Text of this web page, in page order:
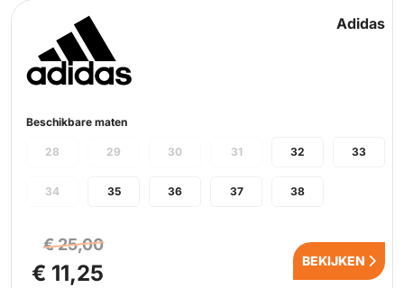
Adidas
Beschikbare maten
32 33
35 36 37 38
28 29 30 31
34
€ 25,00
€ 11,25 BEKIJKEN